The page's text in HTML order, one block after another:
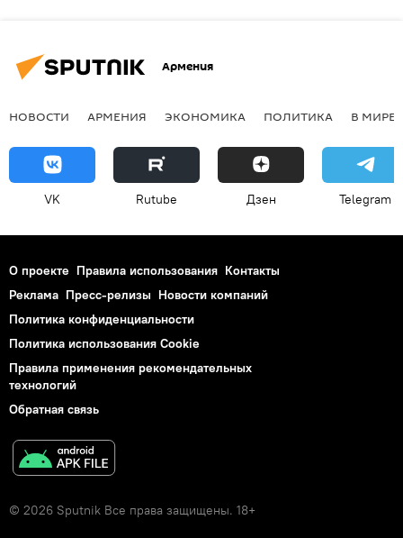
Армения
НОВОСТИ АРМЕНИЯ ЭКОНОМИКА ПОЛИТИКА В МИРЕ
VK Rutube Дзен Telegram
О проекте Правила использования Контакты
Реклама Пресс-релизы Новости компаний
Политика конфиденциальности
Политика использования Cookie
Правила применения рекомендательных
технологий
Обратная связь
© 2026 Sputnik Все права защищены. 18+